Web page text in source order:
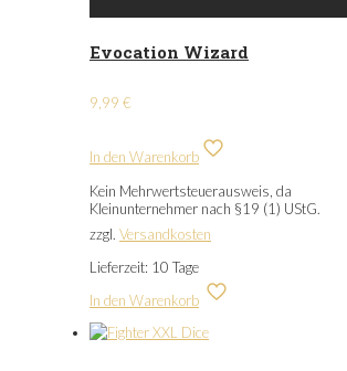
Evocation Wizard
9,99 €
In den Warenkorb
Kein Mehrwertsteuerausweis, da
Kleinunternehmer nach §19 (1) UStG.
zzgl. Versandkosten
Lieferzeit: 10 Tage
In den Warenkorb